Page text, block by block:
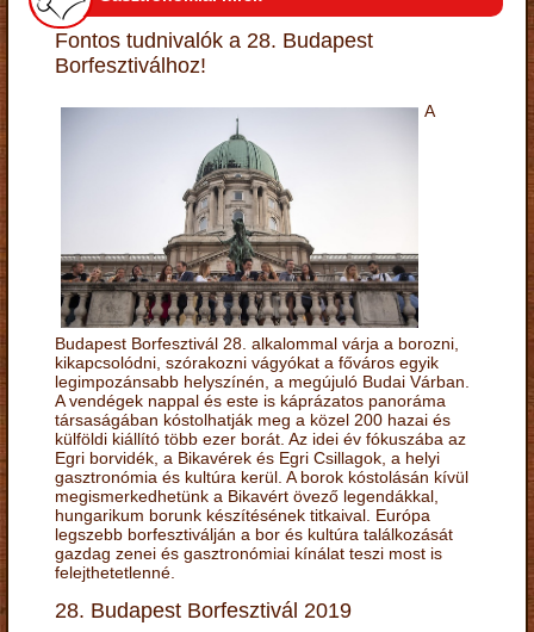
Fontos tudnivalók a 28. Budapest
Borfesztiválhoz!
A
Budapest Borfesztivál 28. alkalommal várja a borozni,
kikapcsolódni, szórakozni vágyókat a főváros egyik
legimpozánsabb helyszínén, a megújuló Budai Várban.
A vendégek nappal és este is káprázatos panoráma
társaságában kóstolhatják meg a közel 200 hazai és
külföldi kiállító több ezer borát. Az idei év fókuszába az
Egri borvidék, a Bikavérek és Egri Csillagok, a helyi
gasztronómia és kultúra kerül. A borok kóstolásán kívül
megismerkedhetünk a Bikavért övező legendákkal,
hungarikum borunk készítésének titkaival. Európa
legszebb borfesztiválján a bor és kultúra találkozását
gazdag zenei és gasztronómiai kínálat teszi most is
felejthetetlenné.
28. Budapest Borfesztivál 2019